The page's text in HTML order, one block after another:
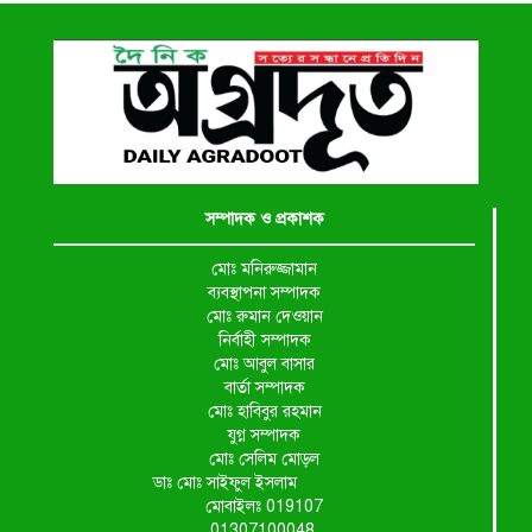
সম্পাদক ও প্রকাশক
মোঃ মনিরুজ্জামান
ব্যবস্থাপনা সম্পাদক
মোঃ রুমান দেওয়ান
নির্বাহী সম্পাদক
মোঃ আবুল বাসার
বার্তা সম্পাদক
মোঃ হাবিবুর রহমান
যুগ্ন সম্পাদক
মোঃ সেলিম মোড়ল
ডাঃ মোঃ সাইফুল ইসলাম
মোবাইলঃ 019107